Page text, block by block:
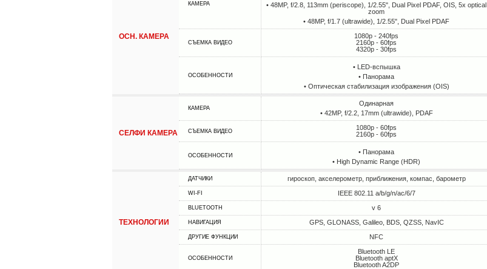
ОСН. КАМЕРА
КАМЕРА
• 48MP, f/2.8, 113mm (periscope), 1/2.55", Dual Pixel PDAF, OIS, 5x optical
zoom
• 48MP, f/1.7 (ultrawide), 1/2.55", Dual Pixel PDAF
СЪЕМКА ВИДЕО
1080p - 240fps
2160p - 60fps
4320p - 30fps
ОСОБЕННОСТИ
• LED-вспышка
• Панорама
• Оптическая стабилизация изображения (OIS)
СЕЛФИ КАМЕРА
КАМЕРА
Одинарная
• 42MP, f/2.2, 17mm (ultrawide), PDAF
СЪЕМКА ВИДЕО
1080p - 60fps
2160p - 60fps
ОСОБЕННОСТИ
• Панорама
• High Dynamic Range (HDR)
ТЕХНОЛОГИИ
ДАТЧИКИ гироскоп, акселерометр, приближения, компас, барометр
WI-FI IEEE 802.11 a/b/g/n/ac/6/7
BLUETOOTH v 6
НАВИГАЦИЯ GPS, GLONASS, Galileo, BDS, QZSS, NavIC
ДРУГИЕ ФУНКЦИИ NFC
ОСОБЕННОСТИ
Bluetooth LE
Bluetooth aptX
Bluetooth A2DP